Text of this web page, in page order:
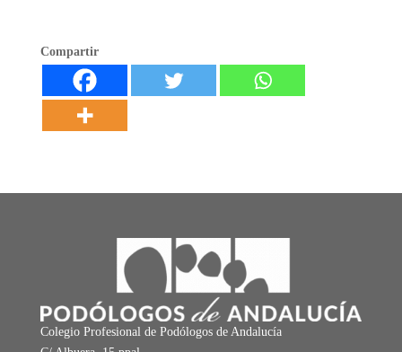
Compartir
Colegio Profesional de Podólogos de Andalucía